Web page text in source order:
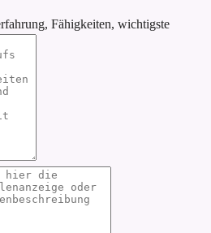
Fähigkeiten, wichtigste